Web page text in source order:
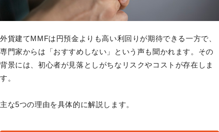
外貨建てMMFは円預金よりも高い利回りが期待できる一方で、
専門家からは「おすすめしない」という声も聞かれます。その
背景には、初心者が見落としがちなリスクやコストが存在しま
す。
主な5つの理由を具体的に解説します。